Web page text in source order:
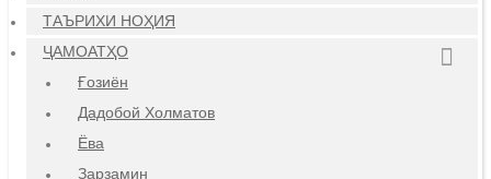
ТАЪРИХИ НОҲИЯ
ҶАМОАТҲО
Ғозиён
Дадобой Холматов
Ёва
Зарзамин